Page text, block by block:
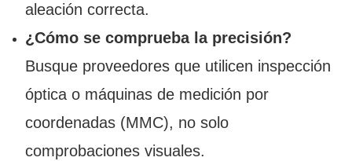
aleación correcta.
¿Cómo se comprueba la precisión?
Busque proveedores que utilicen inspección
óptica o máquinas de medición por
coordenadas (MMC), no solo
comprobaciones visuales.